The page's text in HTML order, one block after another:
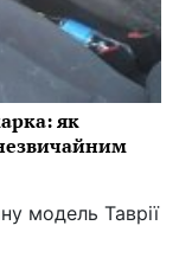
як
модель Таврії